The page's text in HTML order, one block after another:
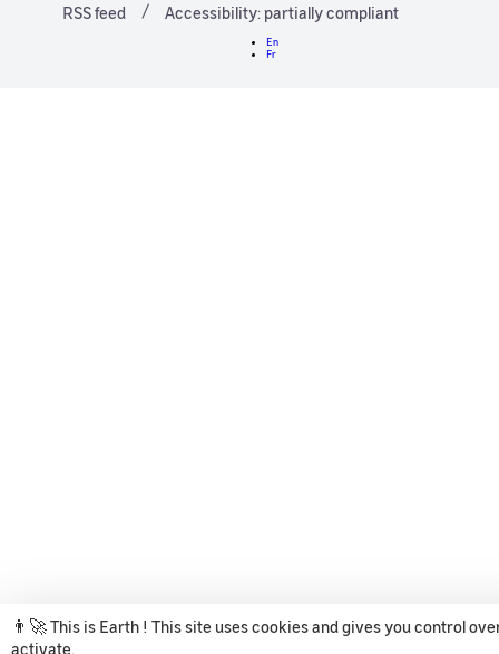
👨‍🚀 This is Earth ! This site uses cookies and gives you control
activate.
RSS feed
Accessibility: partially compliant
En
Fr